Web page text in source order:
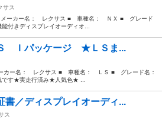
サス
ーカー名： レクサス ■ 車種名： ＮＸ ■ グレード
きディスプレイオーディオ...
Ｉパッケージ ★ＬＳま...
ー名： レクサス ■ 車種名： ＬＳ ■ グレード名：
す★実走行済み★人気色★ ...
／ディスプレイオーディ...
ス